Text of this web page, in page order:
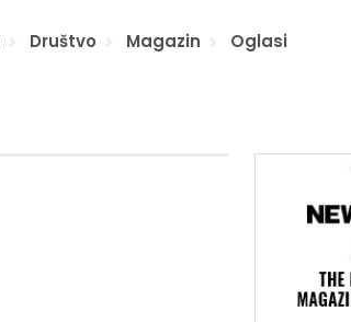
Društvo Magazin Oglasi